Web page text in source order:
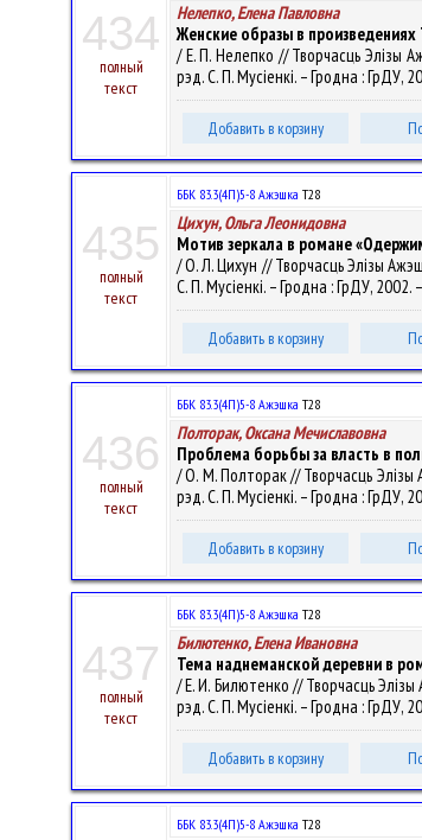
434
полный
текст
Нелепко, Елена Павловна
Женские образы в
/ Е. П. Нелепко // Творчасць Элізы
рэд. С. П. Мусіенкі. – Гродна : ГрДУ,
Добавить в корзину
435
полный
текст
ББК 83.3(4П)5-8 Ажэшка Т28
Цихун, Ольга Леонидовна
Мотив зеркала в романе
/ О. Л. Цихун // Творчасць Элізы
С. П. Мусіенкі. – Гродна : ГрДУ, 2002.
Добавить в корзину
436
полный
текст
ББК 83.3(4П)5-8 Ажэшка Т28
Полторак, Оксана Мечиславовна
Проблема борьбы за власть в
/ О. М. Полторак // Творчасць Элізы
рэд. С. П. Мусіенкі. – Гродна : ГрДУ,
Добавить в корзину
437
полный
текст
ББК 83.3(4П)5-8 Ажэшка Т28
Билютенко, Елена Ивановна
Тема наднеманской деревни в
/ Е. И. Билютенко // Творчасць Элізы
рэд. С. П. Мусіенкі. – Гродна : ГрДУ,
Добавить в корзину
ББК 83.3(4П)5-8 Ажэшка Т28